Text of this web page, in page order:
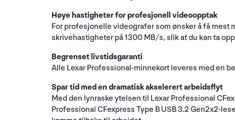
Høye hastigheter for profesjonell videoopptak
For profesjonelle videografer som ønsker å få mest
skrivehastigheter på 1300 MB/s, slik at du kan ta
Begrenset livstidsgaranti
Alle Lexar Professional-minnekort leveres med en
Spar tid med en dramatisk akselerert arbeidsflyt
Med den lynraske ytelsen til Lexar Professional
Professional CFexpress Type B USB 3.2 Gen2x2-